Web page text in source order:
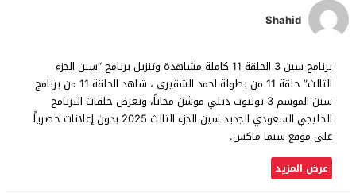
Shahid
برنامج سين 3 الحلقة 11 كاملة مشاهدة وتنزيل برنامج “سين الجزء
الثالث” حلقة 11 من بطولة احمد الشقيري ، شاهد الحلقة 11 من برنامج
سين الموسم 3 يوتيوب ديلي موشن مجاناً، وتعرض حلقات البرنامج
الخليجي السعودي الجديد سين الجزء الثالث 2025 بدون إعلانات حصرياً
على موقع سيما ماكس.
عرض المزيد